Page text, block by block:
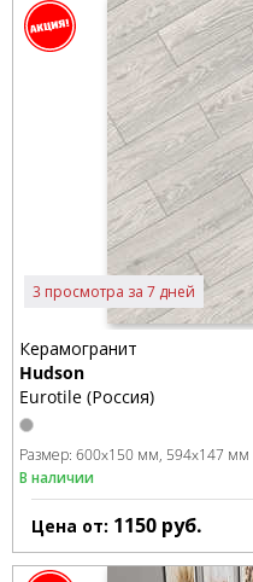
3 просмотра за 7 дней
Керамогранит
Hudson
Eurotile (Россия)
Размер: 600x150 мм 594x147 мм
В наличии
Цена от: 1150 руб.